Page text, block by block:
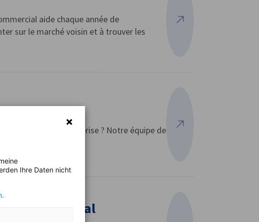
aide chaque année de
sur le marché voisin et à trouver les
Voir plus
à votre entreprise ? Notre équipe de
Voir plus
et Droit social
Ihre Daten nicht